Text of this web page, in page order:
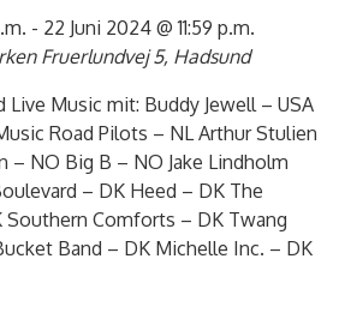
- 22 Juni 2024 @ 11:59 p.m.
Fruerlundvej 5, Hadsund
Live Music mit: Buddy Jewell – USA
Road Pilots – NL Arthur Stulien
– NO Big B – NO Jake Lindholm
– DK Heed – DK The
Southern Comforts – DK Twang
Band – DK Michelle Inc. – DK